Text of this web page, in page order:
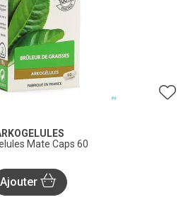
Mate Caps 60
Ajouter